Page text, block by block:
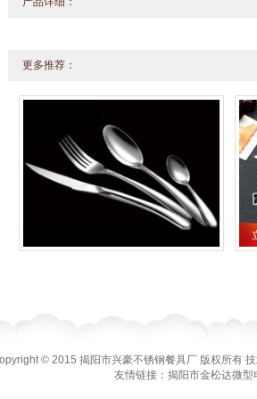
更多推荐：
© 2015 揭阳市兴豪不锈钢餐具厂 版权所有
友情链接： 揭阳市金松达微型